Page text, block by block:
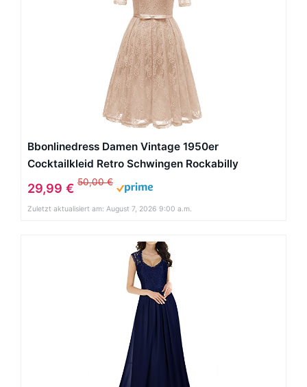
Bbonlinedress Damen Vintage 1950er
Cocktailkleid Retro Schwingen Rockabilly
Spitzenkleid Champagne XL
29,99 € 50,00 €
Zuletzt aktualisiert am: August 7, 2026 9:00 a.m.